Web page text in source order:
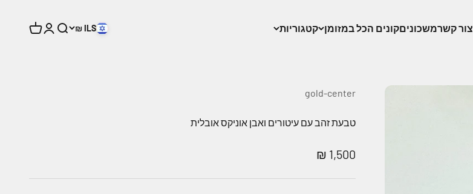
צור קשרמשכוניםקונים הכל במזומן קטגוריות ILS ₪ חיפושהתחברות
עגלת קניות
gold-center
טבעת זהב עם עיטורים ואבן אוניקס אובלית
מחיר מבצע
1,500 ₪